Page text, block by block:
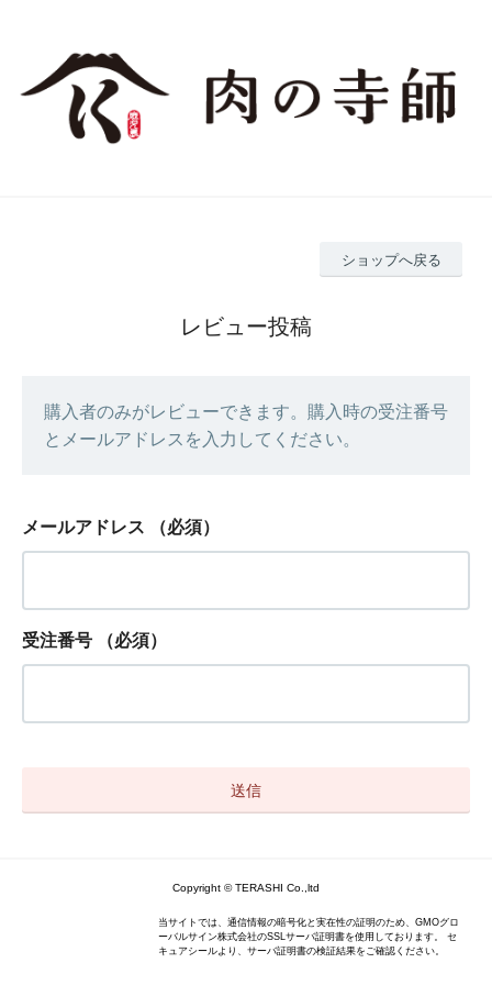
ショップへ戻る
レビュー投稿
購入者のみがレビューできます。購入時の受注番号
とメールアドレスを入力してください。
メールアドレス （必須）
受注番号 （必須）
Copyright © TERASHI Co.,ltd
当サイトでは、通信情報の暗号化と実在性の証明のため、GMOグロ
ーバルサイン株式会社のSSLサーバ証明書を使用しております。 セ
キュアシールより、サーバ証明書の検証結果をご確認ください。